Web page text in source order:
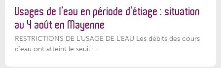
Usages de l’eau en période d’étiage : situation
au 4 août en Mayenne
RESTRICTIONS DE L’USAGE DE L’EAU Les débits des cours
d'eau ont atteint le seuil :...